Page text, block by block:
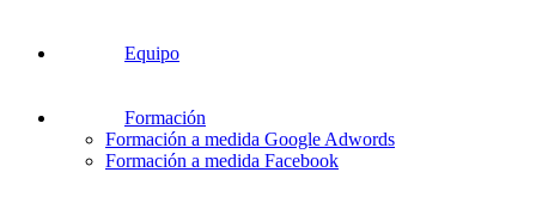
Equipo
Formación
Formación a medida Google Adwords
Formación a medida Facebook